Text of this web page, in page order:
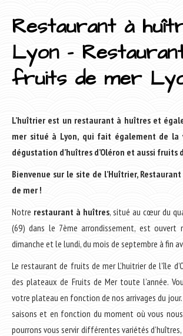
Restaurant à
Lyon –
fruits de mer
L’huîtrier est un restaurant à huîtres et
mer situé à Lyon, qui fait également de la
dégustation d’huîtres d’Oléron et aussi fruits
Bienvenue sur le site de l’Huîtrier,
de mer !
Notre restaurant à huîtres, situé au cœur du
(69) dans le 7ème arrondissement, est
dimanche et le lundi, du mois de septembre à fin
Le restaurant de fruits de mer L’huitrier de l’île
des plateaux de Fruits de Mer toute l’année.
votre plateau en fonction de nos arrivages du
saisons et en fonction du moment où vous
pourrons vous servir différentes variétés